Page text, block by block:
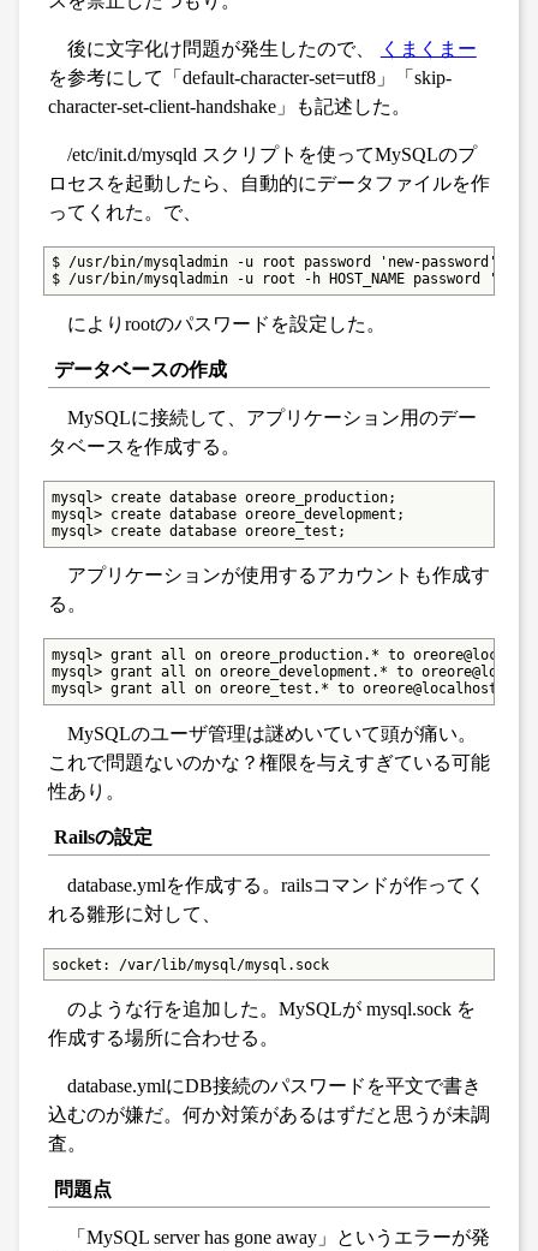
後に文字化け問題が発生したので、
くまくまー
を参考にして「default-character-set=utf8」「skip-
character-set-client-handshake」も記述した。
/etc/init.d/mysqld スクリプトを使ってMySQLのプ
ロセスを起動したら、自動的にデータファイルを作
ってくれた。で、
$ /usr/bin/mysqladmin -u root password 'new-password'
$ /usr/bin/mysqladmin -u root -h HOST_NAME password 'new-
によりrootのパスワードを設定した。
データベースの作成
MySQLに接続して、アプリケーション用のデー
タベースを作成する。
mysql> create database oreore_production;
mysql> create database oreore_development;
mysql> create database oreore_test;
アプリケーションが使用するアカウントも作成す
る。
mysql> grant all on oreore_production.* to
mysql> grant all on oreore_development.* to
mysql> grant all on oreore_test.* to oreore@localhost;
MySQLのユーザ管理は謎めいていて頭が痛い。
これで問題ないのかな？権限を与えすぎている可能
性あり。
Railsの設定
database.ymlを作成する。railsコマンドが作ってく
れる雛形に対して、
socket: /var/lib/mysql/mysql.sock
のような行を追加した。MySQLが mysql.sock を
作成する場所に合わせる。
database.ymlにDB接続のパスワードを平文で書き
込むのが嫌だ。何か対策があるはずだと思うが未調
査。
問題点
「MySQL server has gone away」というエラーが発